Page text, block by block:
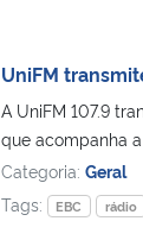
UniFM
A UniFM 107.9
que acompanha
Categoria: Geral
Tags:
EBC rádio